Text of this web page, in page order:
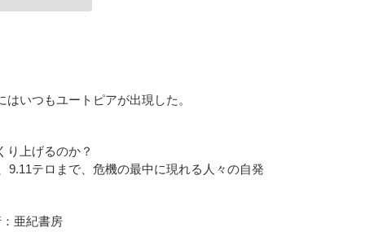
いつもユートピアが出現した。
り上げるのか？
9.11テロまで、危機の最中に現れる人々の自発
亜紀書房